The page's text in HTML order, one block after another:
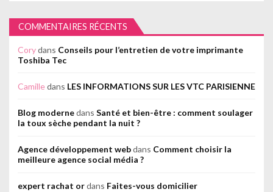
COMMENTAIRES RÉCENTS
Corydans Conseils pour l’entretien de votre imprimante
Toshiba Tec
Camilledans LES INFORMATIONS SUR LES VTC PARISIENNE
Blog modernedans Santé et bien-être : comment soulager
la toux sèche pendant la nuit ?
Agence développement webdans Comment choisir la
meilleure agence social média ?
expert rachat ordans Faites-vous domicilier